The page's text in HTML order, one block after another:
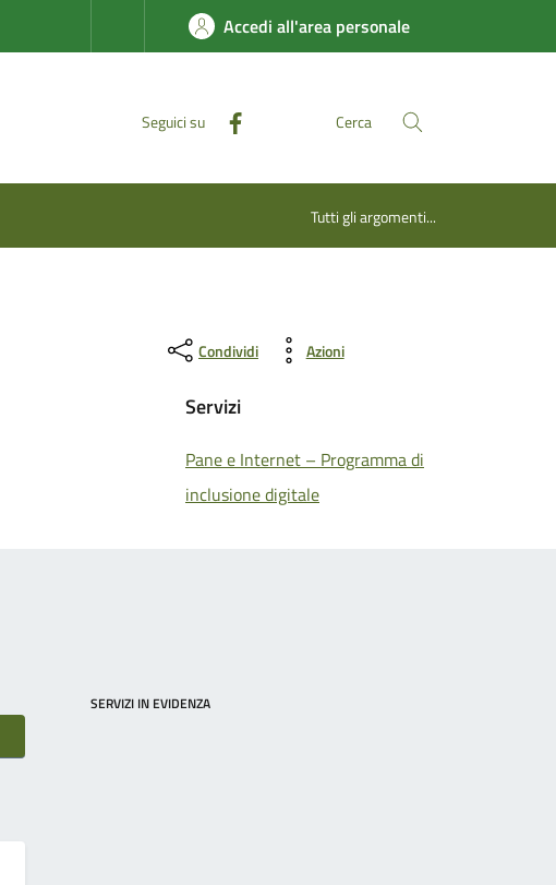
Accedi all'area personale
Seguici su Cerca
Tutti gli argomenti...
Condividi Azioni
Servizi
Pane e Internet – Programma di
inclusione digitale
SERVIZI IN EVIDENZA